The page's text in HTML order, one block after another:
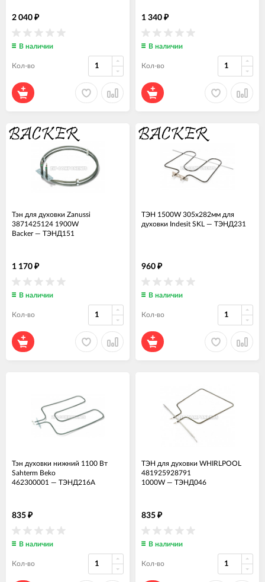
2 040 ₽
В наличии
Кол-во
1 340 ₽
В наличии
Кол-во
Тэн для духовки Zanussi
3871425124 1900W
Backer — ТЭНД151
1 170 ₽
В наличии
Кол-во
ТЭН 1500W 305x282мм для
духовки Indesit SKL — ТЭНД231
960 ₽
В наличии
Кол-во
Тэн духовки нижний 1100 Вт
Sahterm Beko
462300001 — ТЭНД216А
835 ₽
В наличии
Кол-во
ТЭН для духовки WHIRLPOOL
481925928791
1000W — ТЭНД046
835 ₽
В наличии
Кол-во